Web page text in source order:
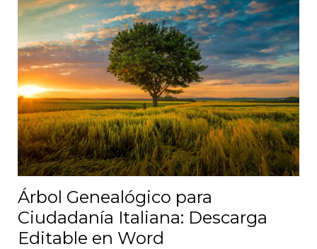
Árbol Genealógico para
Ciudadanía Italiana: Descarga
Editable en Word